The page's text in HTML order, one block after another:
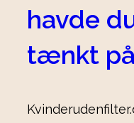
havde
tænkt